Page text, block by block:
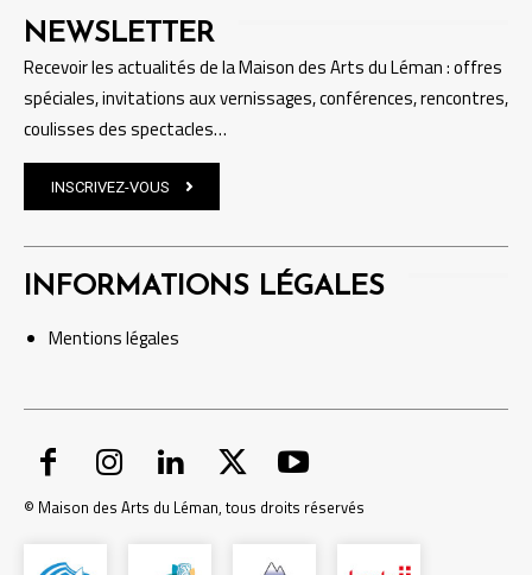
NEWSLETTER
Recevoir les actualités de la Maison des Arts du Léman : offres
spéciales, invitations aux vernissages, conférences, rencontres,
coulisses des spectacles…
INSCRIVEZ-VOUS
INFORMATIONS LÉGALES
Mentionslégales
© Maison des Arts du Léman, tous droits réservés